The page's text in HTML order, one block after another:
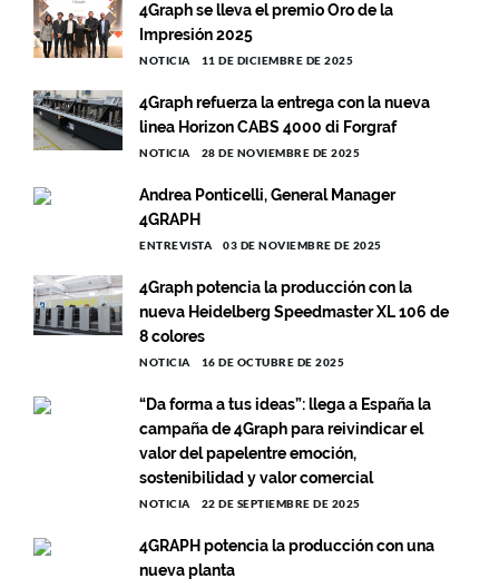
4Graph se lleva el premio Oro de la
Impresión 2025
NOTICIA 11 DE DICIEMBRE DE 2025
4Graph refuerza la entrega con la nueva
linea Horizon CABS 4000 di Forgraf
NOTICIA 28 DE NOVIEMBRE DE 2025
Andrea Ponticelli, General Manager
4GRAPH
ENTREVISTA 03 DE NOVIEMBRE DE 2025
4Graph potencia la producción con la
nueva Heidelberg Speedmaster XL 106 de
8 colores
NOTICIA 16 DE OCTUBRE DE 2025
“Da forma a tus ideas”: llega a España la
campaña de 4Graph para reivindicar el
valor del papelentre emoción,
sostenibilidad y valor comercial
NOTICIA 22 DE SEPTIEMBRE DE 2025
4GRAPH potencia la producción con una
nueva planta